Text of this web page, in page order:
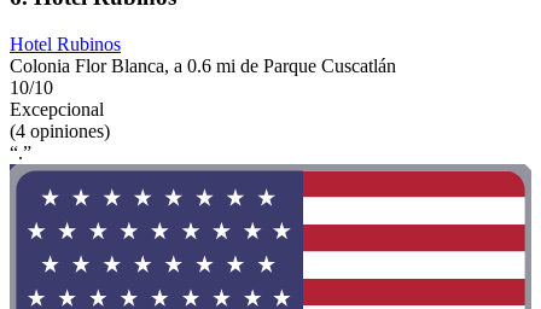
Hotel Rubinos
Colonia Flor Blanca, a 0.6 mi de Parque Cuscatlán
10/10
Excepcional
(4 opiniones)
“.”